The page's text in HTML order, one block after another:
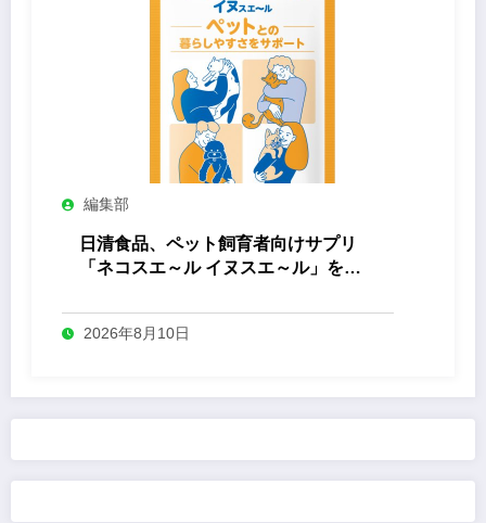
編集部
日清食品、ペット飼育者向けサプリ
「ネコスエ～ル イヌスエ～ル」を発
2026年8月10日